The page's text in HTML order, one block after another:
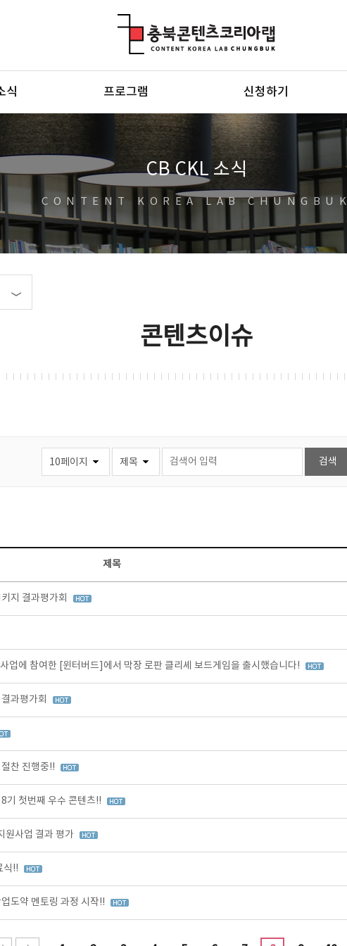
식 프로그램 신청하기
CB CKL 소식
CONTENT KOREA LAB CHUNGBUK
콘텐츠이슈
제목
지 결과평가회
업에 참여한 [윈터버드]에서 막장 로판 클리셰 보드게임을 출시했습니다!
과평가회
찬 진행중!!
기 첫번째 우수 콘텐츠!!
원사업 결과 평가
식!!
도약 멘토링 과정 시작!!